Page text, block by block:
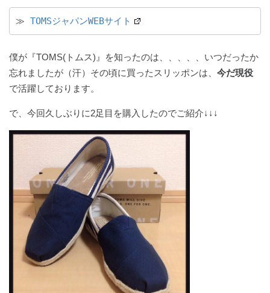
≫ TOMSジャパンWEBサイト
僕が『TOMS(トムス)』を知ったのは、、、、、いつだったか
忘れましたが（汗）その頃に買ったスリッポンは、 今だ現役
で活躍しております。
で、今回久しぶりに2足目を購入したのでご紹介↓↓↓